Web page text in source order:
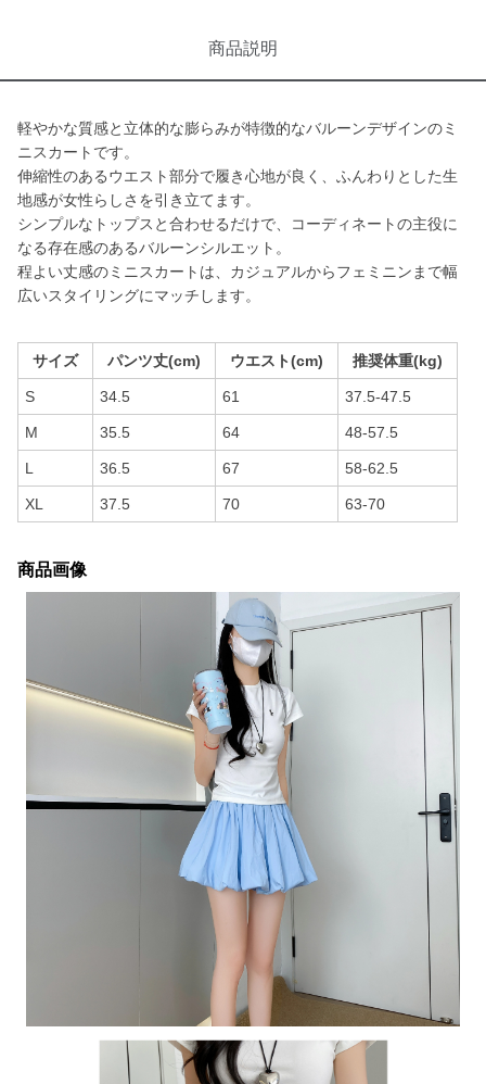
商品説明
軽やかな質感と立体的な膨らみが特徴的なバルーンデザインのミ
ニスカートです。
伸縮性のあるウエスト部分で履き心地が良く、ふんわりとした生
地感が女性らしさを引き立てます。
シンプルなトップスと合わせるだけで、コーディネートの主役に
なる存在感のあるバルーンシルエット。
程よい丈感のミニスカートは、カジュアルからフェミニンまで幅
広いスタイリングにマッチします。
サイズ パンツ丈(cm) ウエスト(cm) 推奨体重(kg)
S 34.5 61 37.5-47.5
M 35.5 64 48-57.5
L 36.5 67 58-62.5
XL 37.5 70 63-70
商品画像